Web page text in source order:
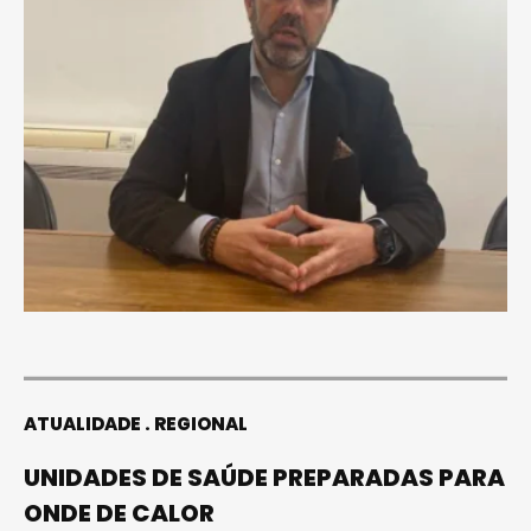
ATUALIDADE REGIONAL
UNIDADES DE SAÚDE PREPARADAS PARA
ONDE DE CALOR